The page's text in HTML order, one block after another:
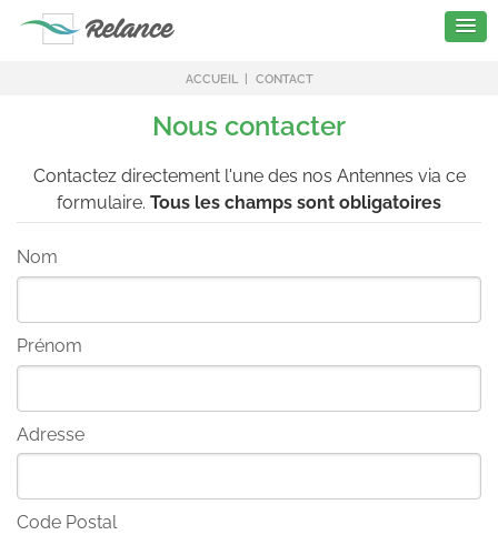
ACCUEIL CONTACT
Nous contacter
Contactez directement l'une des nos Antennes via ce
formulaire. Tous les champs sont obligatoires
Nom
Prénom
Adresse
Code Postal